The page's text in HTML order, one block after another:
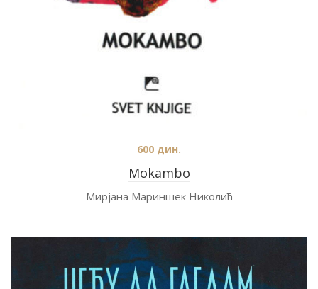
Mokambo
600 дин.
Мирјана Мариншек Николић